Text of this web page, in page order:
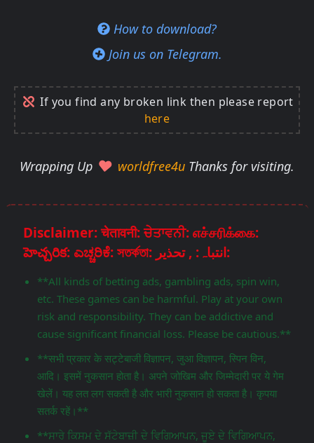
How to download?
Join us on Telegram.
If you find any broken link then please report
here
Wrapping Up worldfree4u Thanks for visiting.
Disclaimer: चेतावनी: ਚੇਤਾਵਨੀ: எச்சரிக்கை:
హెచ్చరిక: ಎಚ್ಚರಿಕೆ: সতর্কতা: انتباہ: , تحذير:
**All kinds of betting ads, gambling ads, spin win,
etc. These games can be harmful. Play at your own
risk and responsibility. They can be addictive and
cause significant financial loss. Please be cautious.**
**सभी प्रकार के सट्टेबाजी विज्ञापन, जुआ विज्ञापन, स्पिन विन,
आदि। इसमें नुकसान होता है। अपने जोखिम और जिम्मेदारी पर ये गेम
खेलें। यह लत लग सकती है और भारी नुकसान हो सकता है। कृपया
सतर्क रहें।**
**ਸਾਰੇ ਕਿਸਮ ਦੇ ਸੱਟੇਬਾਜ਼ੀ ਦੇ ਵਿਗਿਆਪਨ, ਜੂਏ ਦੇ ਵਿਗਿਆਪਨ,